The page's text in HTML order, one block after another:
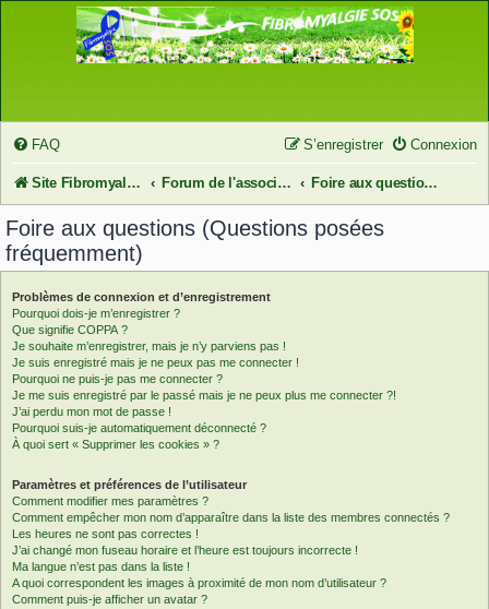
FAQ Connexion
S’enregistrer
Site FibromyalgieSOS Forum de l'association FibromyalgieSOS Foire aux questions (Questions posées fréquemment)
Foire aux questions (Questions posées
fréquemment)
Problèmes de connexion et d’enregistrement
Pourquoi dois-je m’enregistrer ?
Que signifie COPPA ?
Je souhaite m’enregistrer, mais je n’y parviens pas !
Je suis enregistré mais je ne peux pas me connecter !
Pourquoi ne puis-je pas me connecter ?
Je me suis enregistré par le passé mais je ne peux plus me connecter ?!
J’ai perdu mon mot de passe !
Pourquoi suis-je automatiquement déconnecté ?
À quoi sert « Supprimer les cookies » ?
Paramètres et préférences de l’utilisateur
Comment modifier mes paramètres ?
Comment empêcher mon nom d’apparaître dans la liste des membres connectés ?
Les heures ne sont pas correctes !
J’ai changé mon fuseau horaire et l’heure est toujours incorrecte !
Ma langue n’est pas dans la liste !
A quoi correspondent les images à proximité de mon nom d’utilisateur ?
Comment puis-je afficher un avatar ?